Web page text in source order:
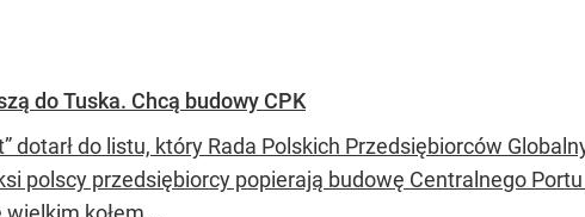
do Tuska. Chcą budowy CPK
dotarł do listu, który Rada Polskich Przedsiębiorców
polscy przedsiębiorcy popierają budowę Centralnego